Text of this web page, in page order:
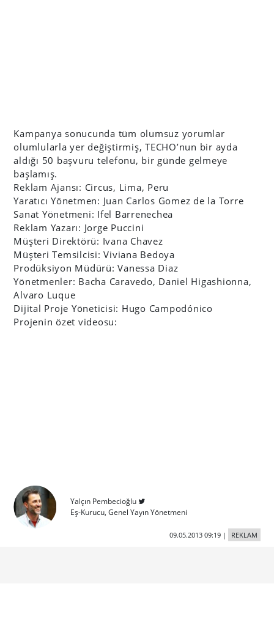
Kampanya sonucunda tüm olumsuz yorumlar
olumlularla yer değiştirmiş, TECHO’nun bir ayda
aldığı 50 başvuru telefonu, bir günde gelmeye
başlamış.
Reklam Ajansı: Circus, Lima, Peru
Yaratıcı Yönetmen: Juan Carlos Gomez de la Torre
Sanat Yönetmeni: Ifel Barrenechea
Reklam Yazarı: Jorge Puccini
Müşteri Direktörü: Ivana Chavez
Müşteri Temsilcisi: Viviana Bedoya
Prodüksiyon Müdürü: Vanessa Diaz
Yönetmenler: Bacha Caravedo, Daniel Higashionna,
Alvaro Luque
Dijital Proje Yöneticisi: Hugo Campodónico
Projenin özet videosu:
Yalçın Pembecioğlu
Eş-Kurucu, Genel Yayın Yönetmeni
09.05.2013 09:19| REKLAM